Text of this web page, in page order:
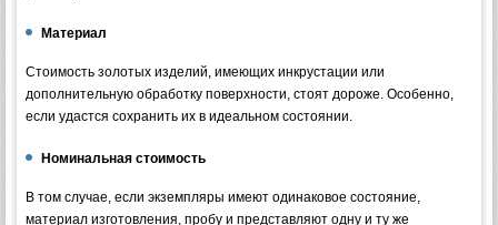
Материал
Стоимость золотых изделий, имеющих инкрустации или
дополнительную обработку поверхности, стоят дороже. Особенно,
если удастся сохранить их в идеальном состоянии.
Номинальная стоимость
В том случае, если экземпляры имеют одинаковое состояние,
материал изготовления, пробу и представляют одну и ту же